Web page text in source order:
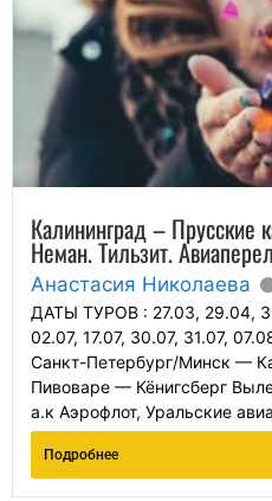
Калининград – Прусские
Неман. Тильзит.
Анастасия Николаева
ДАТЫ ТУРОВ : 27.03, 29.04,
02.07, 17.07, 30.07, 31.07,
Санкт-Петербург/Минск —
Пивоваре — Кёнигсберг
а.к Аэрофлот, Уральские
Подробнее